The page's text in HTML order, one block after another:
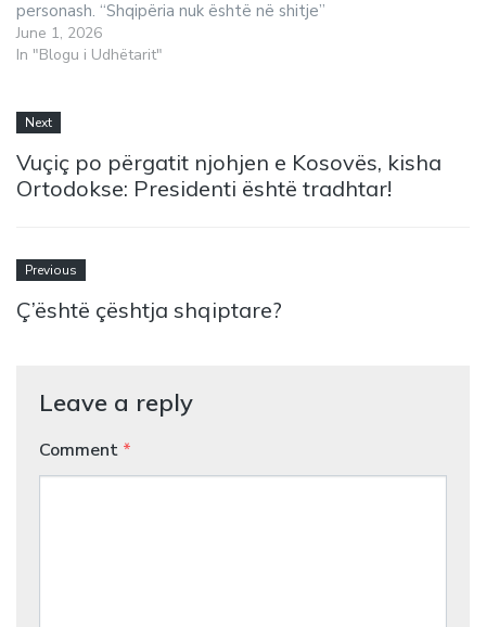
personash. “Shqipëria nuk është në shitje”
June 1, 2026
In "Blogu i Udhëtarit"
Next
Vuçiç po përgatit njohjen e Kosovës, kisha
Ortodokse: Presidenti është tradhtar!
Previous
Ç’është çështja shqiptare?
Leave a reply
Comment *